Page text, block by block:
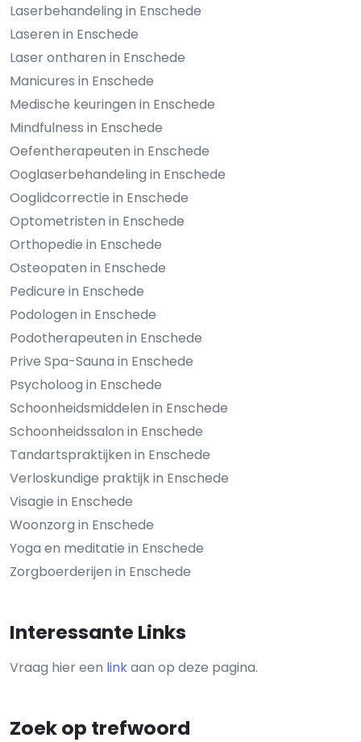
Laserbehandeling in Enschede
Laseren in Enschede
Laser ontharen in Enschede
Manicures in Enschede
Medische keuringen in Enschede
Mindfulness in Enschede
Oefentherapeuten in Enschede
Ooglaserbehandeling in Enschede
Ooglidcorrectie in Enschede
Optometristen in Enschede
Orthopedie in Enschede
Osteopaten in Enschede
Pedicure in Enschede
Podologen in Enschede
Podotherapeuten in Enschede
Prive Spa-Sauna in Enschede
Psycholoog in Enschede
Schoonheidsmiddelen in Enschede
Schoonheidssalon in Enschede
Tandartspraktijken in Enschede
Verloskundige praktijk in Enschede
Visagie in Enschede
Woonzorg in Enschede
Yoga en meditatie in Enschede
Zorgboerderijen in Enschede
Interessante Links
Vraag hier een linkaan op deze pagina.
Zoek op trefwoord